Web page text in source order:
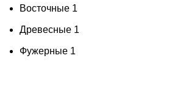
Восточные 1
Древесные 1
Фужерные 1